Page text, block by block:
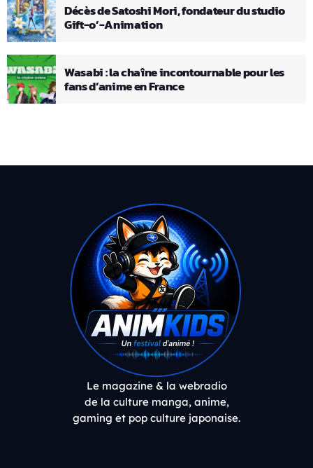
Décès de Satoshi Mori, fondateur du studio
Gift-o’-Animation
Wasabi : la chaîne incontournable pour les
fans d’anime en France
Le magazine & la webradio
de la culture manga, anime,
gaming et pop culture japonaise.